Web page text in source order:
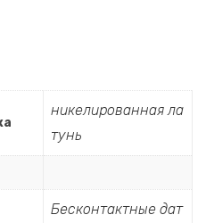
никелированная ла
тунь
Бесконтактные дат